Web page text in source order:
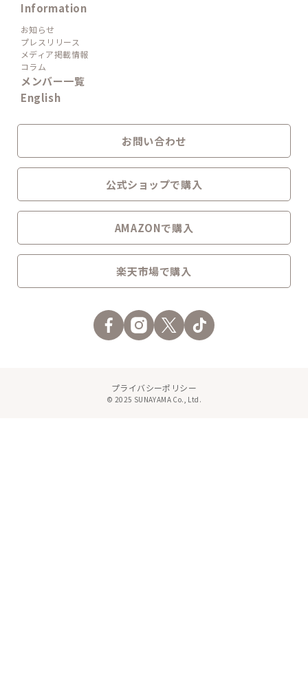
Information
お知らせ
プレスリリース
メディア掲載情報
コラム
メンバー一覧
English
お問い合わせ
公式ショップで購入
AMAZONで購入
楽天市場で購入
© 2025 SUNAYAMA Co., Ltd.
プライバシーポリシー